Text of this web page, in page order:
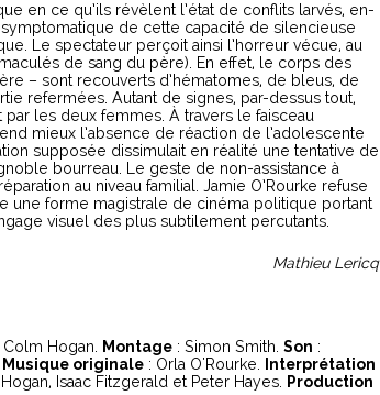
en ce qu’ils révèlent l’état de conflits larvés, en-
de cette capacité de silencieuse
Le spectateur perçoit ainsi l’horreur vécue, au
de sang du père). En effet, le corps des
– sont recouverts d’hématomes, de bleus, de
refermées. Autant de signes, par-dessus tout,
les deux femmes. À travers le faisceau
mieux l’absence de réaction de l’adolescente
supposée dissimulait en réalité une tentative de
bourreau. Le geste de non-assistance à
au niveau familial. Jamie O’Rourke refuse
une forme magistrale de cinéma politique portant
visuel des plus subtilement percutants.
Mathieu Lericq
Colm Hogan. Montage : Simon Smith. Son :
Musique originale : Orla O'Rourke.
Interprétation
Isaac Fitzgerald et Peter Hayes. Production